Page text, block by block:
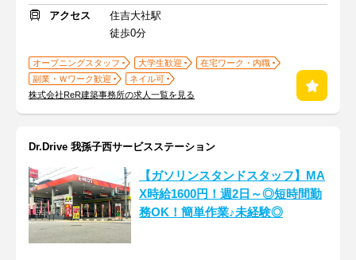
アクセス
住吉大社駅
徒歩0分
オープニングスタッフ 大学生歓迎
在宅ワーク・内職
副業・Ｗワーク歓迎
ネイル可
株式会社ReR建築事務所の求人一覧を見る
Dr.Drive 我孫子西サービスステーション
【ガソリンスタンドスタッフ】MA
X時給1600円！週2日～◎短時間勤
務OK！簡単作業♪未経験◎